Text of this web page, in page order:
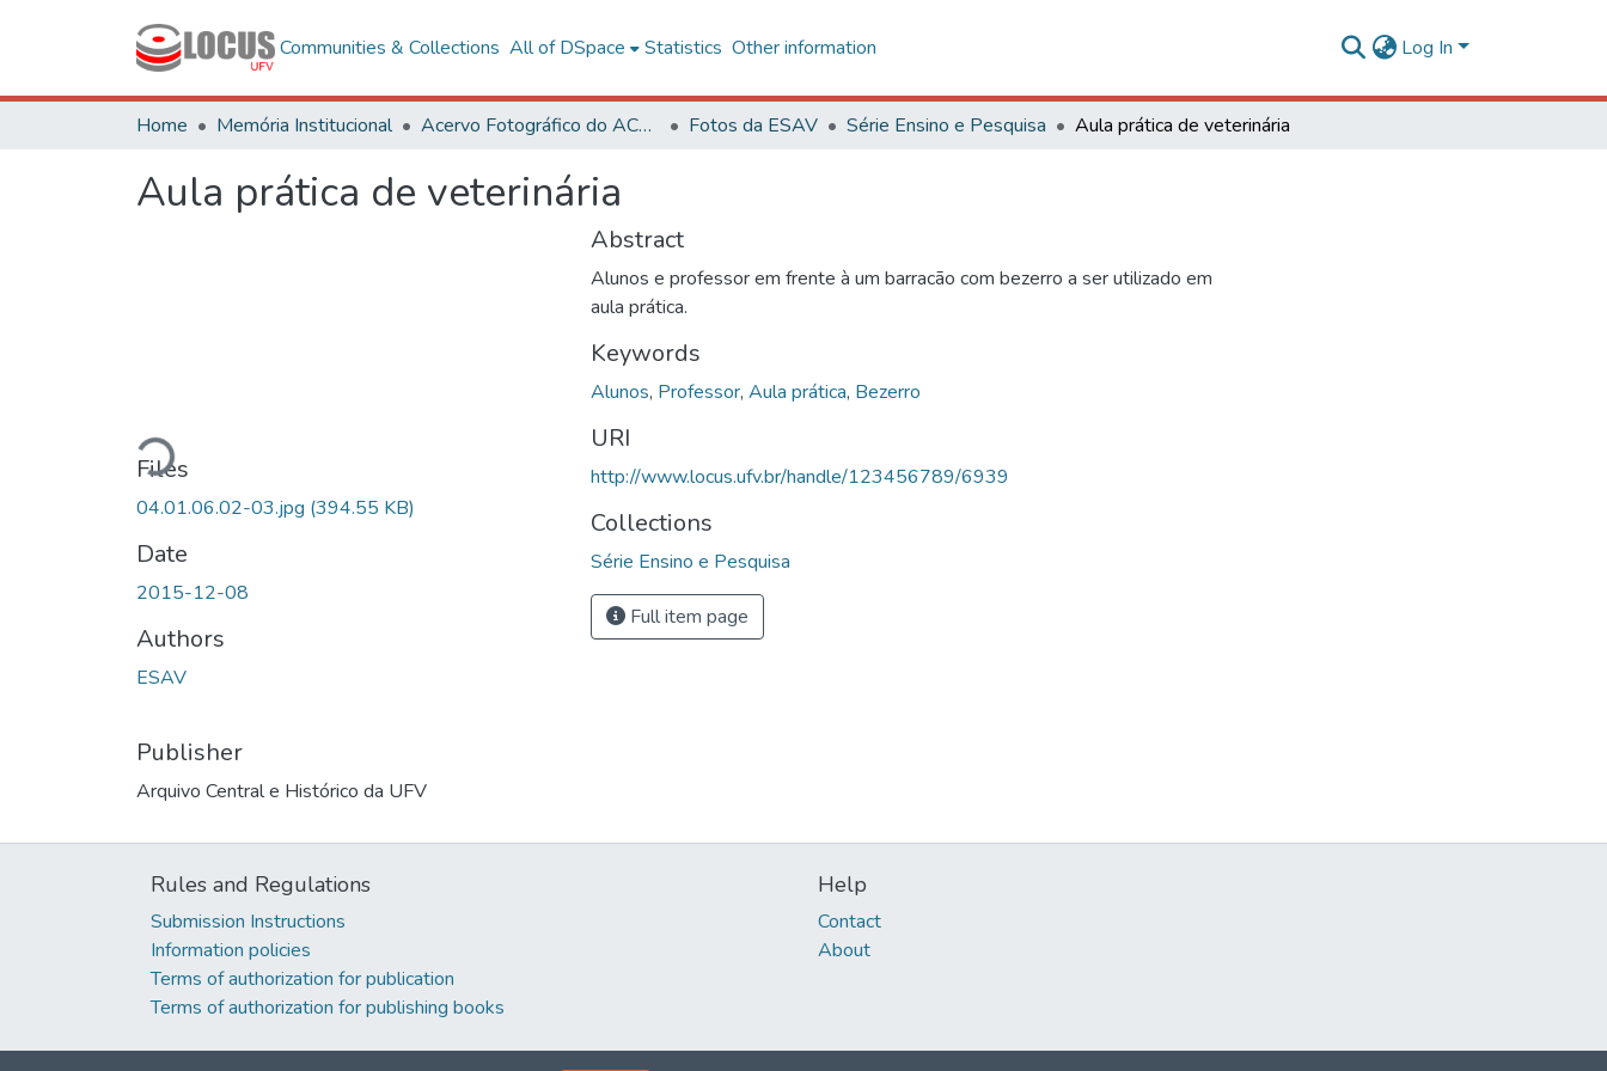
Communities & Collections All of DSpace Statistics Other information Log In
Home Memória Institucional Acervo Fotográfico do ACH-UFV Fotos da ESAV Série Ensino e Pesquisa Aula prática de veterinária
Aula prática de veterinária
Loading...
Files
04.01.06.02-03.jpg (394.55 KB)
Date
2015-12-08
Authors
ESAV
Publisher
Arquivo Central e Histórico da UFV
Abstract
Alunos e professor em frente à um barracão com bezerro a ser utilizado em
aula prática.
Keywords
Alunos, Professor, Aula prática, Bezerro
URI
http://www.locus.ufv.br/handle/123456789/6939
Collections
Série Ensino e Pesquisa
Full item page
Rules and Regulations
Submission Instructions
Information policies
Terms of authorization for publication
Terms of authorization for publishing books
Help
Contact
About